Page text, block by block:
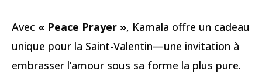
Avec « Peace Prayer », Kamala offre un cadeau
unique pour la Saint-Valentin—une invitation à
embrasser l’amour sous sa forme la plus pure.